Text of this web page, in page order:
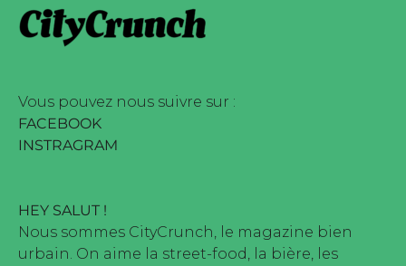
déposée • Tous droits
édité par Buena Onda Web •
Vous pouvez nous suivre sur :
FACEBOOK
INSTRAGRAM
HEY SALUT !
Nous sommes CityCrunch, le magazine bien
urbain. On aime la street-food, la bière, les